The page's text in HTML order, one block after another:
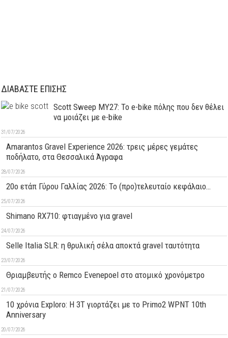
ΔΙΑΒΑΣΤΕ ΕΠΙΣΗΣ
Scott Sweep MY27: Το e-bike πόλης που δεν θέλει
να μοιάζει με e-bike
31/07/2026
Amarantos Gravel Experience 2026: τρεις μέρες γεμάτες
ποδήλατο, στα Θεσσαλικά Άγραφα
28/07/2026
20ο ετάπ Γύρου Γαλλίας 2026: Το (προ)τελευταίο κεφάλαιο…
25/07/2026
Shimano RX710: φτιαγμένο για gravel
24/07/2026
Selle Italia SLR: η θρυλική σέλα αποκτά gravel ταυτότητα
23/07/2026
Θριαμβευτής ο Remco Evenepoel στο ατομικό χρονόμετρο
21/07/2026
10 χρόνια Exploro: Η 3T γιορτάζει με το Primo2 WPNT 10th
Anniversary
20/07/2026